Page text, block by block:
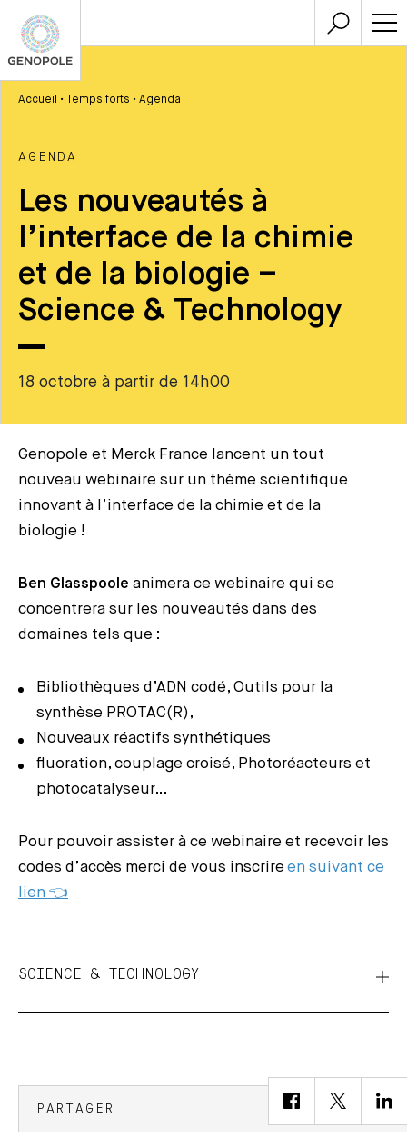
Accueil • Temps forts • Agenda
AGENDA
Les nouveautés à
l’interface de la chimie
et de la biologie –
Science & Technology
18 octobre à partir de 14h00
Genopole et Merck France lancent un tout
nouveau webinaire sur un thème scientifique
innovant à l’interface de la chimie et de la
biologie !
Ben Glasspoole animera ce webinaire qui se
concentrera sur les nouveautés dans des
domaines tels que :
Bibliothèques d’ADN codé, Outils pour la
synthèse PROTAC(R),
Nouveaux réactifs synthétiques
fluoration, couplage croisé, Photoréacteurs et
photocatalyseur…
Pour pouvoir assister à ce webinaire et recevoir les
codes d’accès merci de vous inscrire en suivant ce
lien 👈
SCIENCE & TECHNOLOGY
PARTAGER